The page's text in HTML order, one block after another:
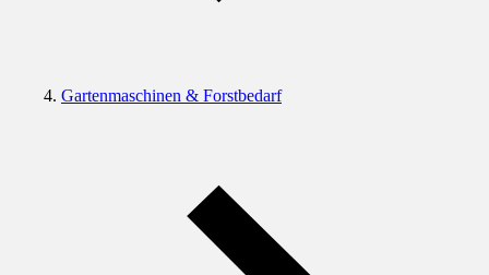
Gartenmaschinen & Forstbedarf